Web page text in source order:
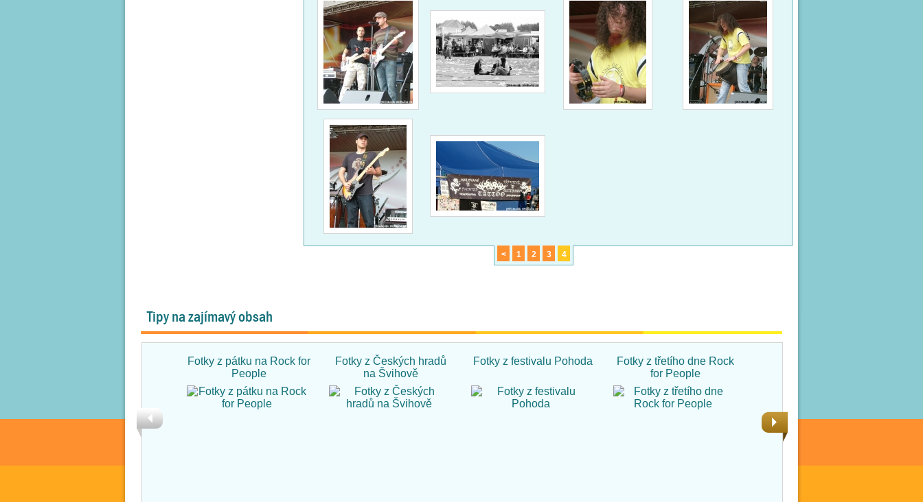
< 1 2 3 4
Tipy na zajímavý obsah
Fotky z pátku na Rock for
People
Fotky z Českých hradů
na Švihově
Fotky z festivalu Pohoda
Fotky z třetího dne Rock
for People